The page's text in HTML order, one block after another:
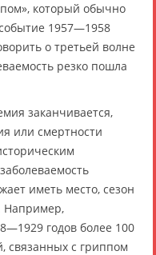
который обычно
1957—1958
о третьей волне
резко пошла
заканчивается,
или смертности
иметь место, сезон
Например,
годов более 100
связанных с гриппом